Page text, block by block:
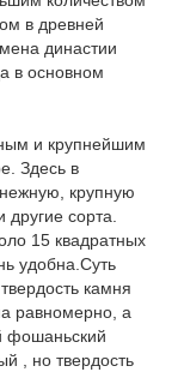
в древней
династии
в основном
и крупнейшим
Здесь в
крупную
сорта.
15 квадратных
удобна.Суть
камня
равномерно, а
фошаньский
, но твердость